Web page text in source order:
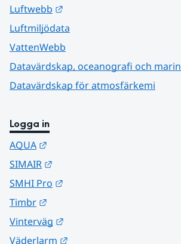
Luftwebb
Luftmiljödata
VattenWebb
Datavärdskap, oceanografi och
Datavärdskap för atmosfärkemi
Logga in
AQUA
SIMAIR
SMHI Pro
Timbr
Vinterväg
Väderlarm